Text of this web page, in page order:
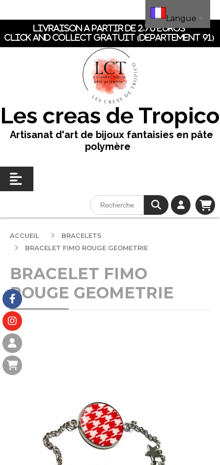
LIVRAISON A PARTIR DE 2.70 EUROS
CLICK AND COLLECT GRATUIT (dEpartement 91)
Les creas de Tropico
Artisanat d'art de bijoux fantaisies en pâte
polymère
ACCUEIL
BRACELETS
BRACELET FIMO ROUGE GEOMETRIE
BRACELET FIMO
ROUGE GEOMETRIE
Langue